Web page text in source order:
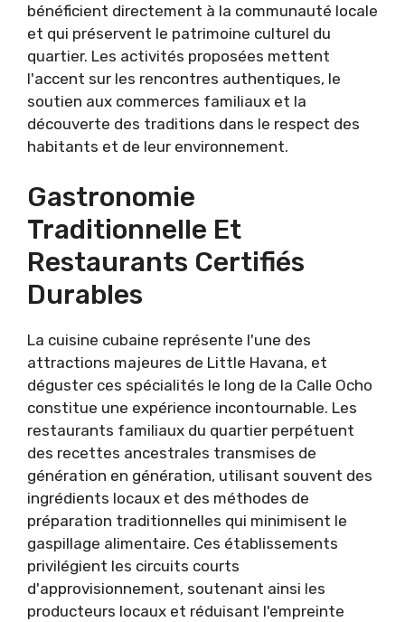
bénéficient directement à la communauté locale
et qui préservent le patrimoine culturel du
quartier. Les activités proposées mettent
l'accent sur les rencontres authentiques, le
soutien aux commerces familiaux et la
découverte des traditions dans le respect des
habitants et de leur environnement.
Gastronomie
Traditionnelle Et
Restaurants Certifiés
Durables
La cuisine cubaine représente l'une des
attractions majeures de Little Havana, et
déguster ces spécialités le long de la Calle Ocho
constitue une expérience incontournable. Les
restaurants familiaux du quartier perpétuent
des recettes ancestrales transmises de
génération en génération, utilisant souvent des
ingrédients locaux et des méthodes de
préparation traditionnelles qui minimisent le
gaspillage alimentaire. Ces établissements
privilégient les circuits courts
d'approvisionnement, soutenant ainsi les
producteurs locaux et réduisant l'empreinte